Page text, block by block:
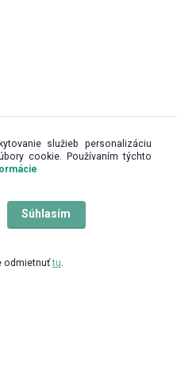
služieb personalizáciu
cookie. Používaním týchto
Súhlasím
odmietnuťtu.